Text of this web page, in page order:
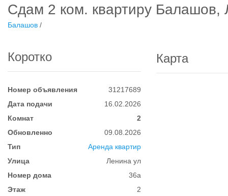
Сдам 2 ком. квартиру Балашов,
Балашов /
Коротко
Номер объявления
31217689
Дата подачи
16.02.2026
Комнат
2
Обновленно
09.08.2026
Тип
Аренда квартир
Улица
Ленина ул
Номер дома
36а
Этаж
2
Карта